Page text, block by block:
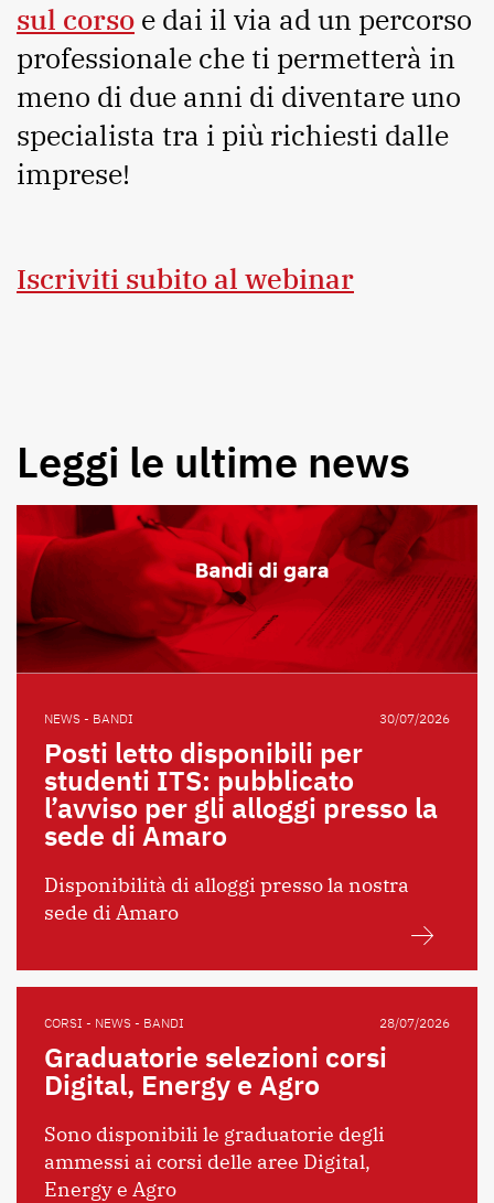
sul corso e dai il via ad un percorso
professionale che ti permetterà in
meno di due anni di diventare uno
specialista tra i più richiesti dalle
imprese!
Iscriviti subito al webinar
Leggi le ultime news
NEWS - BANDI 30/07/2026
Posti letto disponibili per
studenti ITS: pubblicato
l’avviso per gli alloggi presso la
sede di Amaro
Disponibilità di alloggi presso la nostra
sede di Amaro
CORSI - NEWS - BANDI 28/07/2026
Graduatorie selezioni corsi
Digital, Energy e Agro
Sono disponibili le graduatorie degli
ammessi ai corsi delle aree Digital,
Energy e Agro